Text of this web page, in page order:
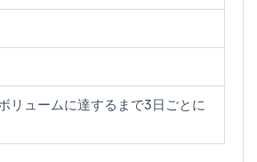
リュームに達するまで3日ごとに